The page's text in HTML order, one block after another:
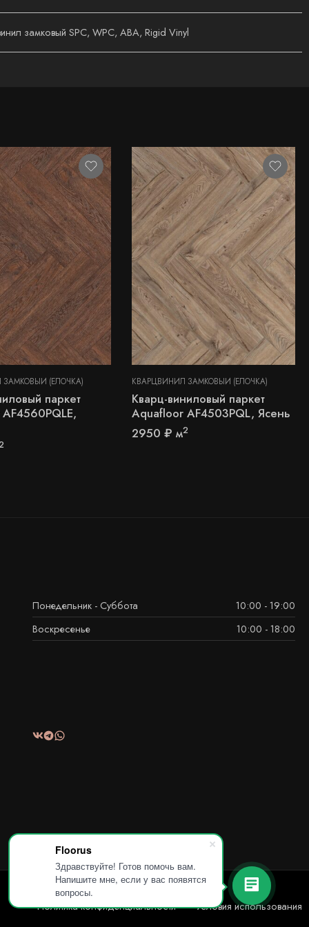
Floorus
Здравствуйте! Готов помочь вам.
Напишите мне, если у вас появятся
вопросы.
замковый SPC, WPC, ABA, Rigid Vinyl
(ЁЛОЧКА)
паркет
КВАРЦВИНИЛ ЗАМКОВЫЙ (ЁЛОЧКА)
Кварц-виниловый паркет
Aquafloor AF4503PQL, Ясень
2950₽ м2
Понедельник - Суббота
10:00 - 19:00
Воскресенье
10:00 - 18:00
Политика конфиденциальности Условия использования